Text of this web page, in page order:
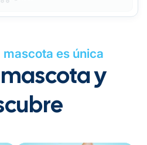
es única
y